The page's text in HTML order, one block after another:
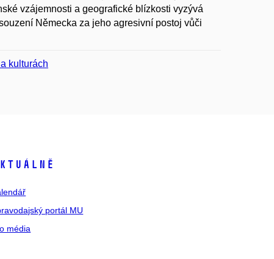
vzájemnosti a geografické blízkosti vyzývá
Německa za jeho agresivní postoj vůči
kulturách
portál MU
média